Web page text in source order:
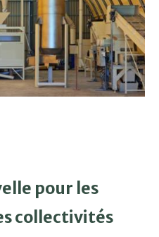
pour les
collectivités